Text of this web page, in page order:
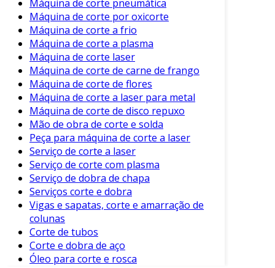
e eficiência de projetos industriais.
Compreender as diferentes técnicas e suas
aplicações permite que as empresas realizem
um trabalho mais eficiente e que atenda às
exigências do mercado.
Portanto, ao optar por um determinado
método de corte de tubos, é crucial realizar
uma análise criteriosa das necessidades e
características do projeto em questão. Isso
garantirá não apenas um bom resultado final,
mas também uma melhor utilização dos
recursos disponíveis.
Máquina de corte pneumática
Máquina de corte por oxicorte
Máquina de corte a frio
Máquina de corte a plasma
Máquina de corte laser
Máquina de corte de carne de frango
Máquina de corte de flores
Máquina de corte a laser para metal
Máquina de corte de disco repuxo
Mão de obra de corte e solda
Peça para máquina de corte a laser
Serviço de corte a laser
Serviço de corte com plasma
Serviço de dobra de chapa
Serviços corte e dobra
Vigas e sapatas, corte e amarração de
colunas
Corte de tubos
Corte e dobra de aço
Óleo para corte e rosca